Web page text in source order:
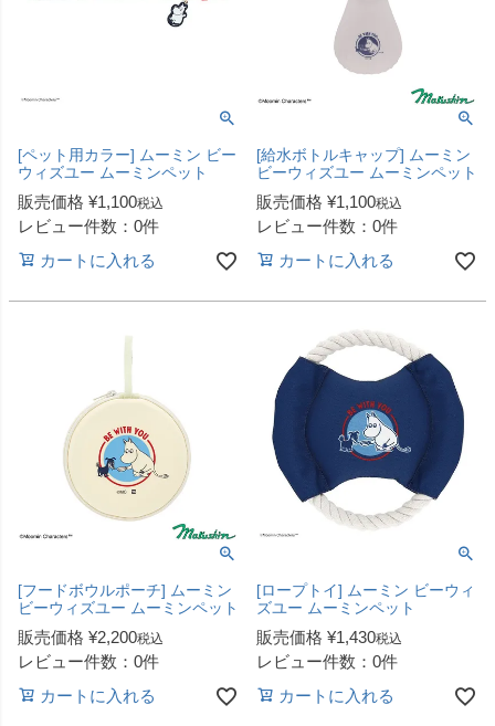
[ペット用カラー] ムーミン ビー
ウィズユー ムーミンペット
販売価格 ¥1,100税込
レビュー件数：0件
カートに入れる
[給水ボトルキャップ] ムーミン
ビーウィズユー ムーミンペット
販売価格 ¥1,100税込
レビュー件数：0件
カートに入れる
[フードボウルポーチ] ムーミン
ビーウィズユー ムーミンペット
販売価格 ¥2,200税込
レビュー件数：0件
カートに入れる
[ロープトイ] ムーミン ビーウィ
ズユー ムーミンペット
販売価格 ¥1,430税込
レビュー件数：0件
カートに入れる